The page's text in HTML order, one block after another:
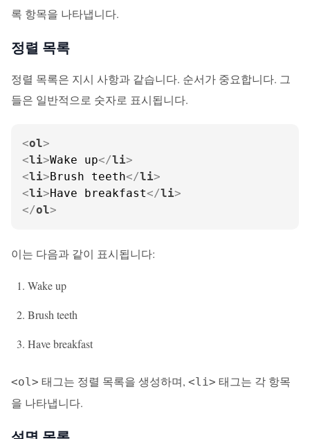
록 항목을 나타냅니다.
정렬 목록
정렬 목록은 지시 사항과 같습니다. 순서가 중요합니다. 그
들은 일반적으로 숫자로 표시됩니다.
<ol>
<li>Wake up</li>
<li>Brush teeth</li>
<li>Have breakfast</li>
</ol>
이는 다음과 같이 표시됩니다:
Wake up
Brush teeth
Have breakfast
<ol> 태그는 정렬 목록을 생성하며, <li> 태그는 각 항목
을 나타냅니다.